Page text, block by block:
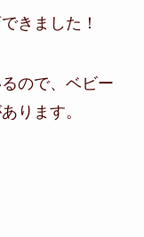
きました！
ので、ベビー
ります。